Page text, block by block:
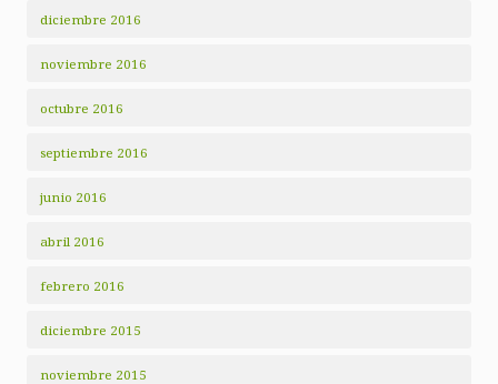
diciembre 2016
noviembre 2016
octubre 2016
septiembre 2016
junio 2016
abril 2016
febrero 2016
diciembre 2015
noviembre 2015